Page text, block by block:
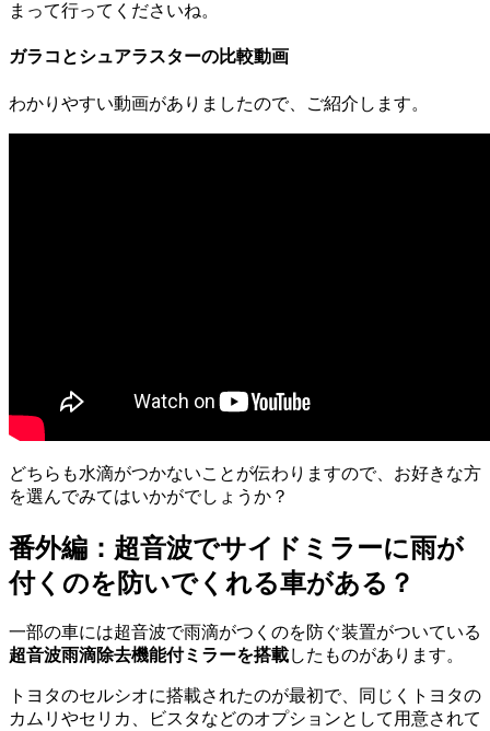
まって行ってくださいね。
ガラコとシュアラスターの比較動画
わかりやすい動画がありましたので、ご紹介します。
どちらも水滴がつかないことが伝わりますので、お好きな方
を選んでみてはいかがでしょうか？
番外編：超音波でサイドミラーに雨が
付くのを防いでくれる車がある？
一部の車には超音波で雨滴がつくのを防ぐ装置がついている
超音波雨滴除去機能付ミラーを搭載したものがあります。
トヨタのセルシオに搭載されたのが最初で、同じくトヨタの
カムリやセリカ、ビスタなどのオプションとして用意されて